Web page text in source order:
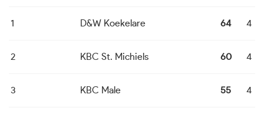
1 D&W Koekelare 64 4
2 KBC St. Michiels 60 4
3 KBC Male 55 4